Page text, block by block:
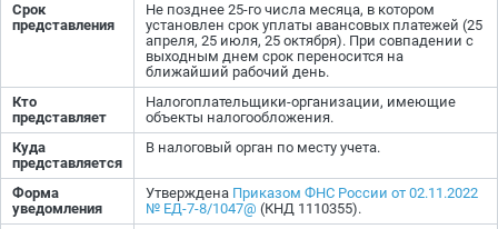
Срок
представления
Не позднее 25-го числа месяца, в котором
установлен срок уплаты авансовых платежей (25
апреля, 25 июля, 25 октября). При совпадении с
выходным днем срок переносится на
ближайший рабочий день.
Кто
представляет
Налогоплательщики-организации, имеющие
объекты налогообложения.
Куда
представляется
В налоговый орган по месту учета.
Форма
уведомления
Утверждена Приказом ФНС России от 02.11.2022
№ ЕД-7-8/1047@ (КНД 1110355).